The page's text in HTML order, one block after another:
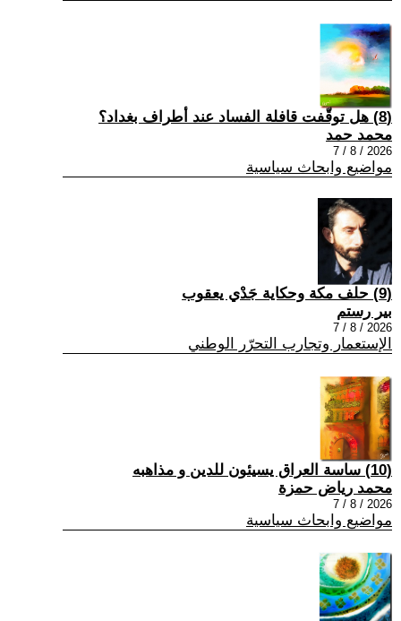
(8) هل توقّفت قافلة الفساد عند أطراف بغداد؟
محمد حمد
2026 / 8 / 7
مواضيع وابحاث سياسية
(9) حلف مكة وحكاية جَدْي يعقوب
بير رستم
2026 / 8 / 7
الإستعمار وتجارب التحرّر الوطني
(10) ساسة العراق يسيئون للدين و مذاهبه
محمد رياض حمزة
2026 / 8 / 7
مواضيع وابحاث سياسية